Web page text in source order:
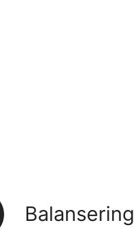
Balansering